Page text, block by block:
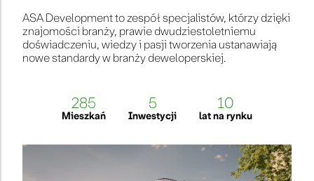
ASA Development to zespół specjalistów, którzy dzięki
znajomości branży, prawie dwudziestoletniemu
doświadczeniu, wiedzy i pasji tworzenia ustanawiają
nowe standardy w branży deweloperskiej.
285
Mieszkań
5
Inwestycji
10
lat na rynku